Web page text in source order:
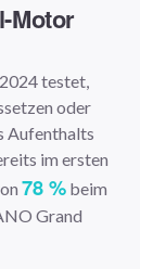
Motor
testet,
oder
Aufenthalts
im ersten
78 % beim
Grand